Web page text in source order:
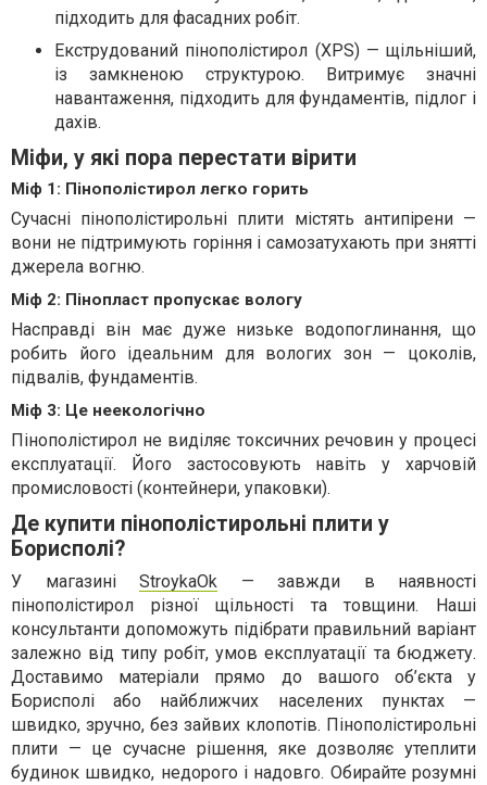
підходить для фасадних робіт.
Екструдований пінополістирол (XPS) — щільніший,
із замкненою структурою. Витримує значні
навантаження, підходить для фундаментів, підлог і
дахів.
Міфи, у які пора перестати вірити
Міф 1: Пінополістирол легко горить
Сучасні пінополістирольні плити містять антипірени —
вони не підтримують горіння і самозатухають при знятті
джерела вогню.
Міф 2: Пінопласт пропускає вологу
Насправді він має дуже низьке водопоглинання, що
робить його ідеальним для вологих зон — цоколів,
підвалів, фундаментів.
Міф 3: Це неекологічно
Пінополістирол не виділяє токсичних речовин у процесі
експлуатації. Його застосовують навіть у харчовій
промисловості (контейнери, упаковки).
Де купити пінополістирольні плити у
Борисполі?
У магазині StroykaOk — завжди в наявності
пінополістирол різної щільності та товщини. Наші
консультанти допоможуть підібрати правильний варіант
залежно від типу робіт, умов експлуатації та бюджету.
Доставимо матеріали прямо до вашого об’єкта у
Борисполі або найближчих населених пунктах —
швидко, зручно, без зайвих клопотів. Пінополістирольні
плити — це сучасне рішення, яке дозволяє утеплити
будинок швидко, недорого і надовго. Обирайте розумні